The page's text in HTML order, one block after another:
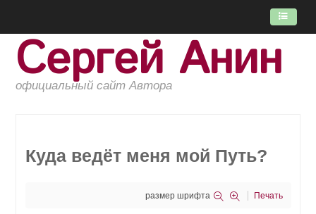
Сергей Анин
официальный сайт Автора
ГЛАВНАЯ
ПОТОК
Куда ведёт меня мой Путь?
размер шрифта Печать